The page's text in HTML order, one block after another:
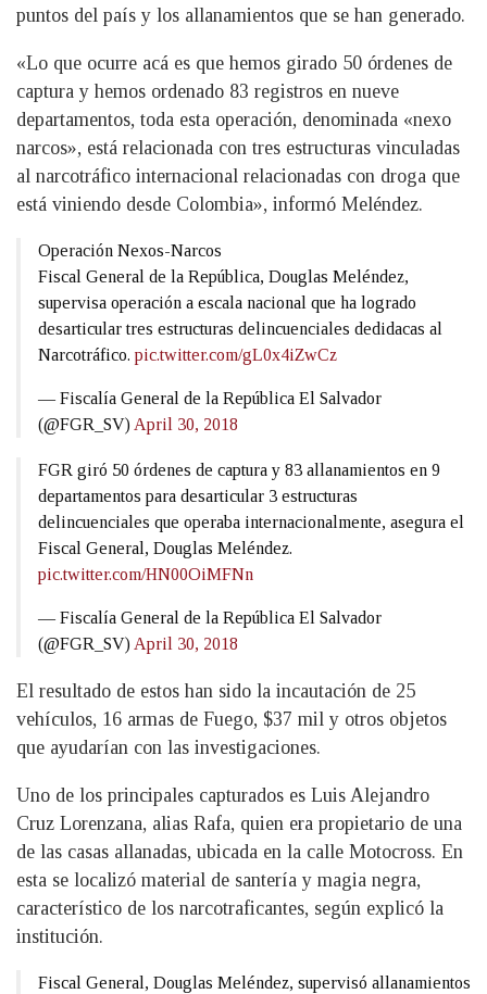
puntos del país y los allanamientos que se han generado.
«Lo que ocurre acá es que hemos girado 50 órdenes de
captura y hemos ordenado 83 registros en nueve
departamentos, toda esta operación, denominada «nexo
narcos», está relacionada con tres estructuras vinculadas
al narcotráfico internacional relacionadas con droga que
está viniendo desde Colombia», informó Meléndez.
Operación Nexos-Narcos
Fiscal General de la República, Douglas Meléndez,
supervisa operación a escala nacional que ha logrado
desarticular tres estructuras delincuenciales dedidacas al
Narcotráfico. pic.twitter.com/gL0x4iZwCz
— Fiscalía General de la República El Salvador
(@FGR_SV) April 30, 2018
FGR giró 50 órdenes de captura y 83 allanamientos en 9
departamentos para desarticular 3 estructuras
delincuenciales que operaba internacionalmente, asegura el
Fiscal General, Douglas Meléndez.
pic.twitter.com/HN00OiMFNn
— Fiscalía General de la República El Salvador
(@FGR_SV) April 30, 2018
El resultado de estos han sido la incautación de 25
vehículos, 16 armas de Fuego, $37 mil y otros objetos
que ayudarían con las investigaciones.
Uno de los principales capturados es Luis Alejandro
Cruz Lorenzana, alias Rafa, quien era propietario de una
de las casas allanadas, ubicada en la calle Motocross. En
esta se localizó material de santería y magia negra,
característico de los narcotraficantes, según explicó la
institución.
Fiscal General, Douglas Meléndez, supervisó allanamientos